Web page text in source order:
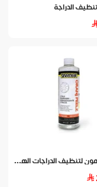
الدراجة
مزي
ل الدهون لتنظيف الدراجات الهوائية